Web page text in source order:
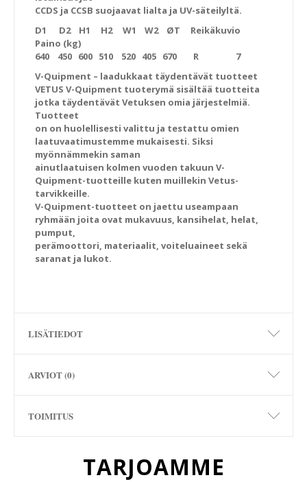
CCDS ja CCSB suojaavat lialta ja UV-säteilyltä.
D1 D2 H1 H2 W1 W2 ØT Reikäkuvio
Paino (kg)
640 450 600 510 520 405 670 R 7
V-Quipment – laadukkaat täydentävät tuotteet
VETUS V-Quipment tuoterymä sisältää tuotteita
jotka täydentävät Vetuksen omia järjestelmiä.
Tuotteet
on on huolellisesti valittu ja testattu omien
laatuvaatimustemme mukaisesti. Siksi
myönnämmekin saman
ainutlaatuisen kolmen vuoden takuun V-
Quipment-tuotteille kuten muillekin Vetus-
tarvikkeille.
V-Quipment-tuotteet on jaettu useampaan
ryhmään joita ovat mukavuus, kansihelat, helat,
pumput,
perämoottori, materiaalit, voiteluaineet sekä
saranat ja lukot.
LISÄTIEDOT
ARVIOT (0)
TOIMITUS
TARJOAMME